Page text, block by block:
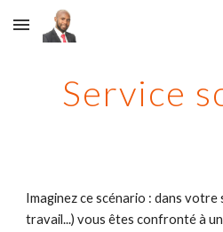
Skip to main content
Service
Imaginez ce scénario : dans
travail...) vous êtes confronté à